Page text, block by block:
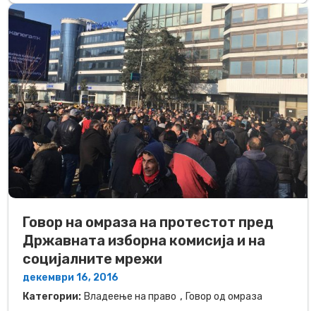
Говор на омраза на протестот пред
Државната изборна комисија и на
социјалните мрежи
декември 16, 2016
Категории: Владеење на право , Говор од омраза